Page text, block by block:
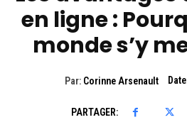
en ligne :
monde s’y
Par: Corinne Arsenault
PARTAGER: